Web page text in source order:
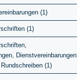
(1)
(1)
Dienstvereinbarungen,
(1)